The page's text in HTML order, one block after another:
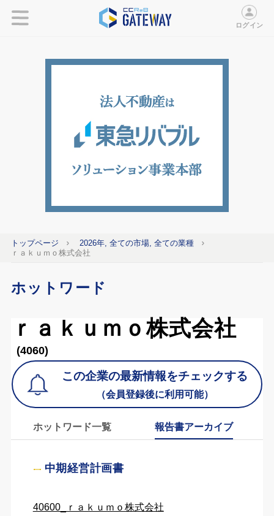
ログイン
トップページ
2026年, 全ての市場, 全ての業種
ｒａｋｕｍｏ株式会社
ホットワード
ｒａｋｕｍｏ株式会社
(4060)
この企業の最新情報をチェックする
（会員登録後に利用可能）
ホットワード一覧 報告書アーカイブ
中期経営計画書
40600_ｒａｋｕｍｏ株式会社